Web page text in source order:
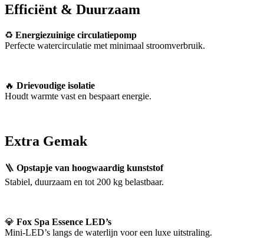
Efficiënt & Duurzaam
♻ Energiezuinige circulatiepomp
Perfecte watercirculatie met minimaal stroomverbruik.
🔥 Drievoudige isolatie
Houdt warmte vast en bespaart energie.
Extra Gemak
🪜 Opstapje van hoogwaardig kunststof
Stabiel, duurzaam en tot 200 kg belastbaar.
💎 Fox Spa Essence LED’s
Mini-LED’s langs de waterlijn voor een luxe uitstraling.